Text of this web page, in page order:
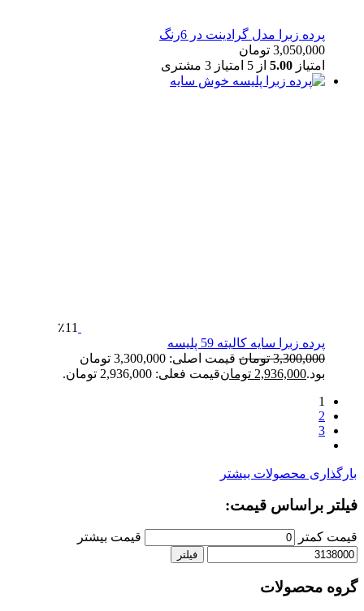
پرده زبرا مدل گرادینت در 6رنگ
3,050,000 تومان
امتیاز5.00از 5 امتیاز 3 مشتری
٪11
پرده زبرا سایه کالیته 59 پلیسه
3,300,000 تومان
قیمت اصلی: 3,300,000 تومان
بود.2,936,000 تومانقیمت فعلی: 2,936,000 تومان.
بارگذاری محصولات بیشتر
براساس قیمت:
کمتر قیمت بیشتر
فیلتر
محصولات